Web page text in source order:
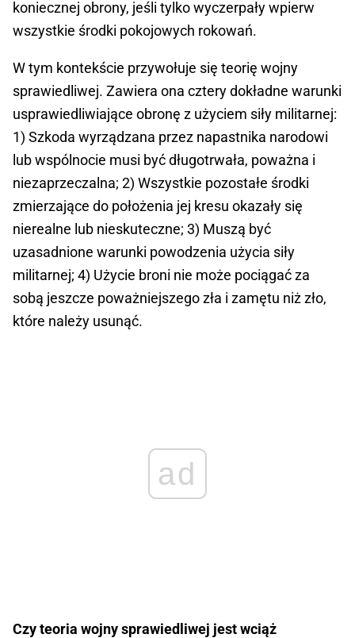
koniecznej obrony, jeśli tylko wyczerpały wpierw
wszystkie środki pokojowych rokowań.
W tym kontekście przywołuje się teorię wojny
sprawiedliwej. Zawiera ona cztery dokładne warunki
usprawiedliwiające obronę z użyciem siły militarnej:
1) Szkoda wyrządzana przez napastnika narodowi
lub wspólnocie musi być długotrwała, poważna i
niezaprzeczalna; 2) Wszystkie pozostałe środki
zmierzające do położenia jej kresu okazały się
nierealne lub nieskuteczne; 3) Muszą być
uzasadnione warunki powodzenia użycia siły
militarnej; 4) Użycie broni nie może pociągać za
sobą jeszcze poważniejszego zła i zamętu niż zło,
które należy usunąć.
ad
Czy teoria wojny sprawiedliwej jest wciąż